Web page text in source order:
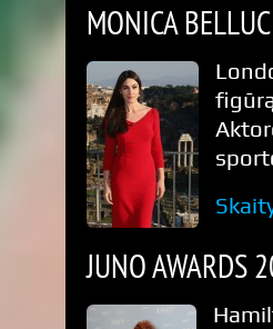
MONICA
JUNO AWARDS